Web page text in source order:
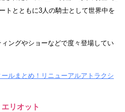
トとともに3人の騎士として世界中を
ングやショーなどで度々登場してい
ールまとめ！リニューアルアトラクシ
リオット